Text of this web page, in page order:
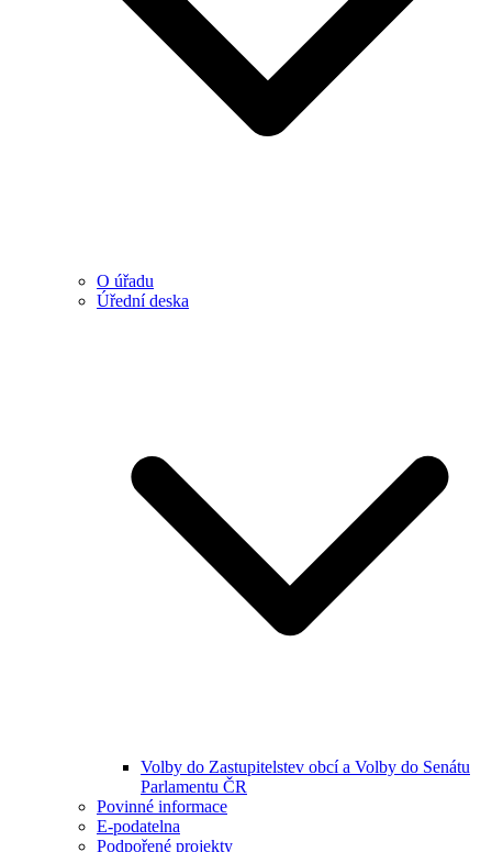
O úřadu
Úřední deska
Volby do Zastupitelstev obcí a Volby do Senátu
Parlamentu ČR
Povinné informace
E-podatelna
Podpořené projekty